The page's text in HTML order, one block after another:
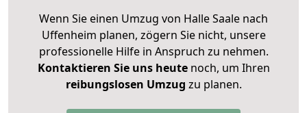
Wenn Sie einen Umzug von Halle Saale nach
Uffenheim planen, zögern Sie nicht, unsere
professionelle Hilfe in Anspruch zu nehmen.
Kontaktieren Sie uns heutenoch, um Ihren
reibungslosen Umzug zu planen.